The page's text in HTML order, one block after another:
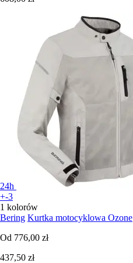
24h
+-3
1 kolorów
Bering Kurtka motocyklowa Ozone
Od 776,00 zł
437,50 zł